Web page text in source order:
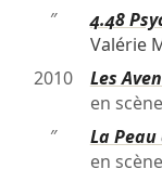
″
4.48
Valérie
2010
Les
en scène
″
La Peau
en scène